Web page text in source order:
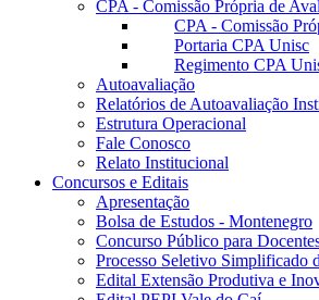
CPA - Comissão Própria de
CPA - Comissão
Portaria CPA Unisc
Regimento CPA
Autoavaliação
Relatórios de Autoavaliação
Estrutura Operacional
Fale Conosco
Relato Institucional
Concursos e Editais
Apresentação
Bolsa de Estudos - Montenegro
Concurso Público para
Processo Seletivo Simplificado
Edital Extensão Produtiva e